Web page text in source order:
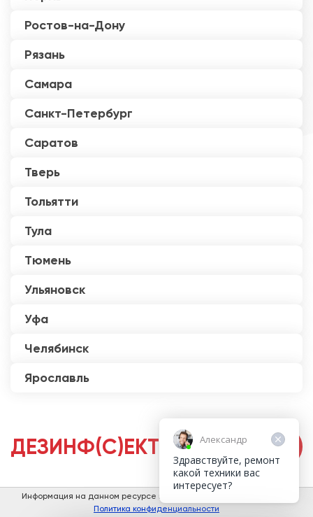
Ростов-на-Дону
Рязань
Самара
Санкт-Петербург
Саратов
Тверь
Тольятти
Тула
Тюмень
Ульяновск
Уфа
Челябинск
Ярославль
ДЕЗИНФ(С)ЕКТОРЫАлександр
Здравствуйте, ремонт
какой техники вас
интересует?
Информация на данном ресурсе не является публичной офертой.
Политика конфиденциальности